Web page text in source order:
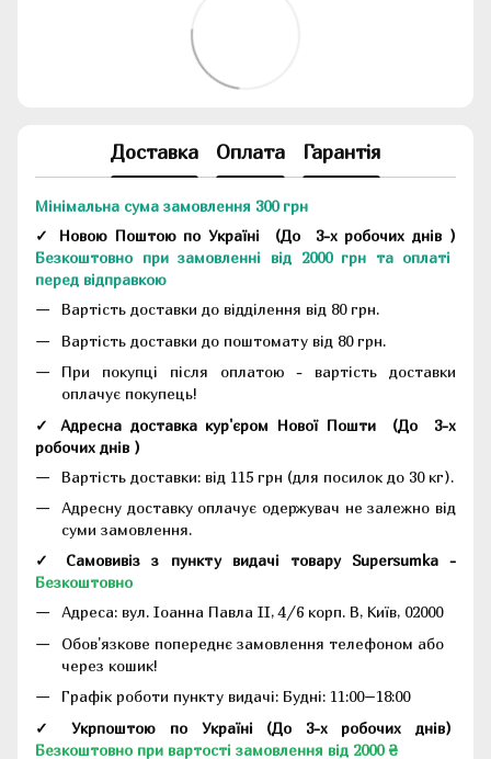
Доставка Оплата Гарантія
Мінімальна сума замовлення 300 грн
✓ Новою Поштою по Україні (До 3-х робочих днів )
Безкоштовно при замовленні від 2000 грн та оплаті
перед відправкою
Вартість доставки до відділення від 80 грн.
Вартість доставки до поштомату від 80 грн.
При покупці після оплатою - вартість доставки
оплачує покупець!
✓ Адресна доставка кур'єром Нової Пошти (До 3-х
робочих днів )
Вартість доставки: від 115 грн (для посилок до 30 кг).
Адресну доставку оплачує одержувач не залежно від
суми замовлення.
✓ Самовивіз з пункту видачі товару Supersumka -
Безкоштовно
Адреса: вул. Іоанна Павла II, 4/6 корп. В, Київ, 02000
Обов'язкове попереднє замовлення телефоном або
через кошик!
Графік роботи пункту видачі: Будні: 11:00–18:00
✓ Укрпоштою по Україні (До 3-х робочих днів)
Безкоштовно при вартості замовлення від 2000 ₴